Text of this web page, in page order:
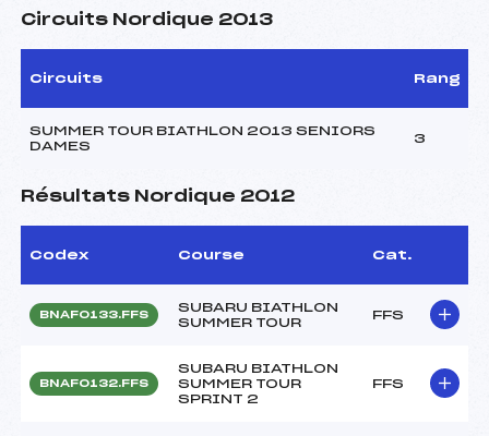
Circuits Nordique 2013
Circuits Rang
SUMMER TOUR BIATHLON 2013 SENIORS
DAMES
3
Résultats Nordique 2012
Codex Course Cat.
BNAF0133.FFS
SUBARU BIATHLON
SUMMER TOUR
FFS
BNAF0132.FFS
SUBARU BIATHLON
SUMMER TOUR
SPRINT 2
FFS